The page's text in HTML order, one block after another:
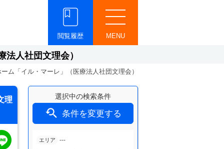
MENU
閲覧履歴
法人社団文理会）
ム「イル・マーレ」（医療法人社団文理会）
選択中の検索条件
 条件を変更する
エリア ---
理